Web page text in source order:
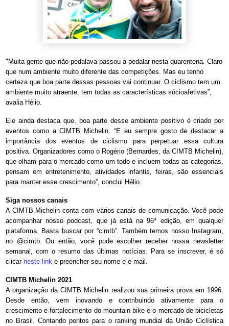
"Muita gente que não pedalava passou a pedalar nesta quarentena. Claro
que num ambiente muito diferente das competições. Mas eu tenho
certeza que boa parte dessas pessoas vai continuar. O ciclismo tem um
ambiente muito atraente, tem todas as características sócioafetivas”,
avalia Hélio.
Ele ainda destaca que, boa parte desse ambiente positivo é criado por
eventos como a CIMTB Michelin. “E eu sempre gosto de destacar a
importância dos eventos de ciclismo para perpetuar essa cultura
positiva. Organizadores como o Rogério (Bernardes, da CIMTB Michelin),
que olham para o mercado como um todo e incluem todas as categorias,
pensam em entretenimento, atividades infantis, feiras, são essenciais
para manter esse crescimento”, conclui Hélio.
Siga nossos canais
A CIMTB Michelin conta com vários canais de comunicação. Você pode
acompanhar nosso podcast, que já está na 96ª edição, em qualquer
plataforma. Basta buscar por “cimtb”. Também temos nosso Instagram,
no @cimtb. Ou então, você pode escolher receber nossa newsletter
semanal, com o resumo das últimas notícias. Para se inscrever, é só
clicar neste link e preencher seu nome e e-mail.
CIMTB Michelin 2021
A organização da CIMTB Michelin realizou sua primeira prova em 1996.
Desde então, vem inovando e contribuindo ativamente para o
crescimento e fortalecimento do mountain bike e o mercado de bicicletas
no Brasil. Contando pontos para o ranking mundial da União Ciclística